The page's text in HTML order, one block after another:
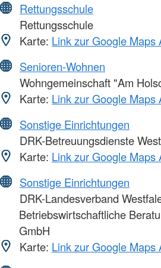
Rettungsschule
Rettungsschule
Karte: Link zur Google Maps
Senioren-Wohnen
Wohngemeinschaft "Am
Karte: Link zur Google Maps
Sonstige Einrichtungen
DRK-Betreuungsdienste
Karte: Link zur Google Maps
Sonstige Einrichtungen
DRK-Landesverband
Betriebswirtschaftliche
GmbH
Karte: Link zur Google Maps